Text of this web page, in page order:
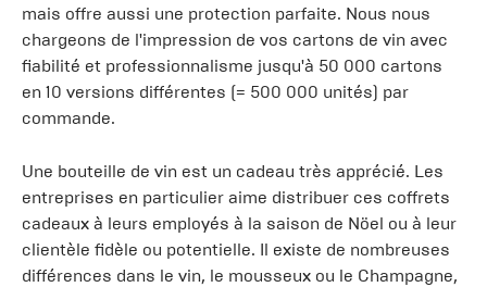
mais offre aussi une protection parfaite. Nous nous
chargeons de l'impression de vos cartons de vin avec
fiabilité et professionnalisme jusqu'à 50 000 cartons
en 10 versions différentes (= 500 000 unités) par
commande.
Une bouteille de vin est un cadeau très apprécié. Les
entreprises en particulier aime distribuer ces coffrets
cadeaux à leurs employés à la saison de Nöel ou à leur
clientèle fidèle ou potentielle. Il existe de nombreuses
différences dans le vin, le mousseux ou le Champagne,